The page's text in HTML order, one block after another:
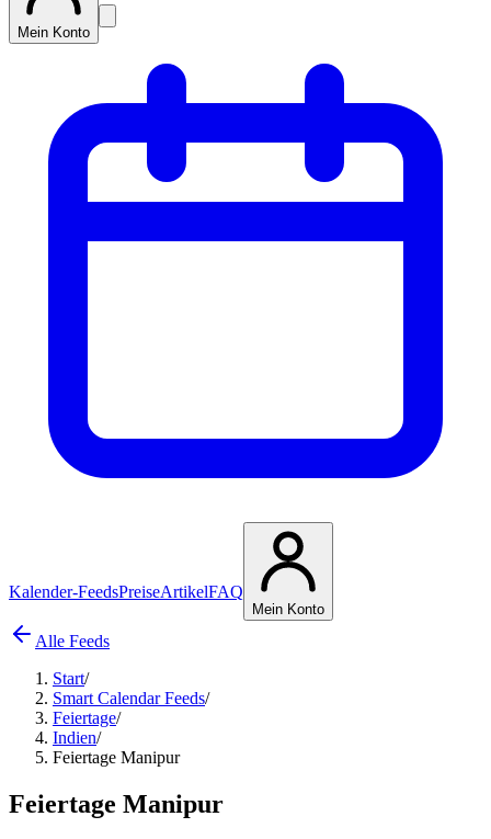
Mein Konto
Kalender-FeedsPreiseArtikelFAQ
Mein Konto
Alle Feeds
Start/
Smart Calendar Feeds/
Feiertage/
Indien/
Feiertage Manipur
Feiertage Manipur